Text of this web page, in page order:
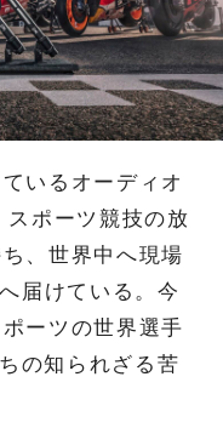
いるオーディオ
スポーツ競技の放
、世界中へ現場
届けている。今
ーツの世界選手
の知られざる苦